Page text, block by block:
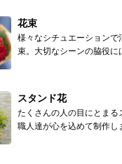
花束
様々なシチュエーションで
束。大切なシーンの脇役に
スタンド花
たくさんの人の目にとまる
職人達が心を込めて制作し